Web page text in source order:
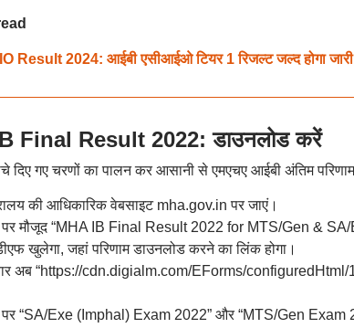
Result 2024: आईबी एसीआईओ टियर 1 रिजल्ट जल्द होगा
Final Result 2022: डाउनलोड करें
दिए गए चरणों का पालन कर आसानी से एमएचए आईबी अंतिम
की आधिकारिक वेबसाइट mha.gov.in पर जाएं।
पर मौजूद “MHA IB Final Result 2022 for MTS/Gen &
खुलेगा, जहां परिणाम डाउनलोड करने का लिंक होगा।
अब “https://cdn.digialm.com/EForms/
“SA/Exe (Imphal) Exam 2022” और “MTS/Gen Exam